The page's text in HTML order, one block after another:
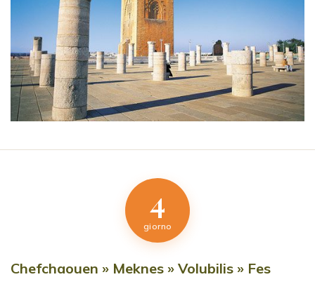
4
giorno
Chefchaouen » Meknes » Volubilis » Fes